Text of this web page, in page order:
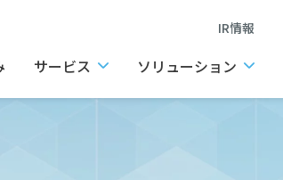
IR情報
サービス ソリューション